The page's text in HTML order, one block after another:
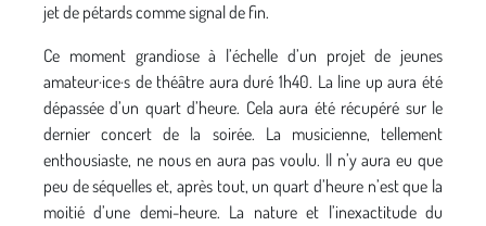
jet de pétards comme signal de fin.
Ce moment grandiose à l’échelle d’un projet de jeunes
amateur·ice·s de théâtre aura duré 1h40. La line up aura été
dépassée d’un quart d’heure. Cela aura été récupéré sur le
dernier concert de la soirée. La musicienne, tellement
enthousiaste, ne nous en aura pas voulu. Il n’y aura eu que
peu de séquelles et, après tout, un quart d’heure n’est que la
moitié d’une demi-heure. La nature et l’inexactitude du